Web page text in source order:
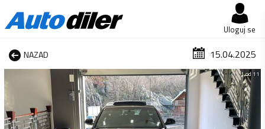
Uloguj se
NAZAD 15.04.2025
1 od 11